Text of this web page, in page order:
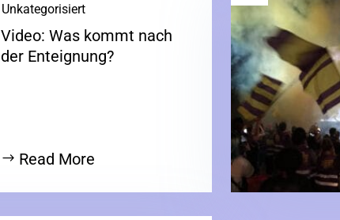
Video: Was kommt nach
der Enteignung?
Unkategorisiert
Read More
|